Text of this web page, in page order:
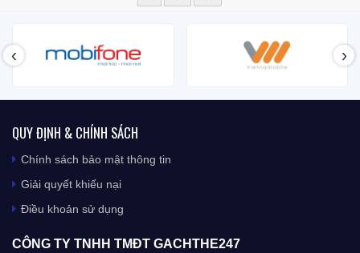
‹ ›
QUY ĐỊNH & CHÍNH SÁCH
Chính sách bảo mật thông tin
Giải quyết khiếu nại
Điều khoản sử dụng
CÔNG TY TNHH TMĐT GACHTHE247​